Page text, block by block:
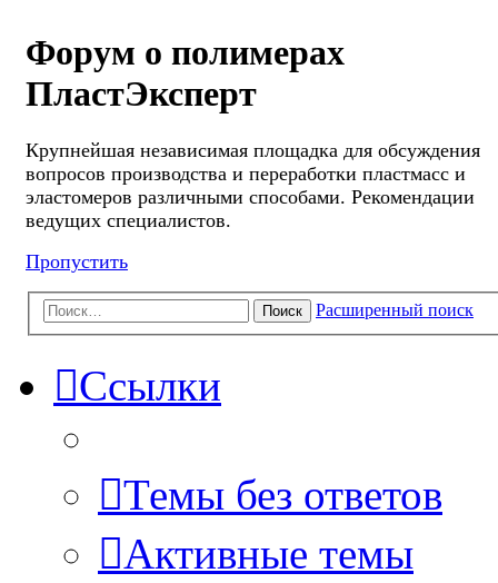
Форум о полимерах
ПластЭксперт
Крупнейшая независимая площадка для обсуждения
вопросов производства и переработки пластмасс и
эластомеров различными способами. Рекомендации
ведущих специалистов.
Пропустить
Поиск Расширенный поиск
Ссылки
Темы без ответов
Активные темы